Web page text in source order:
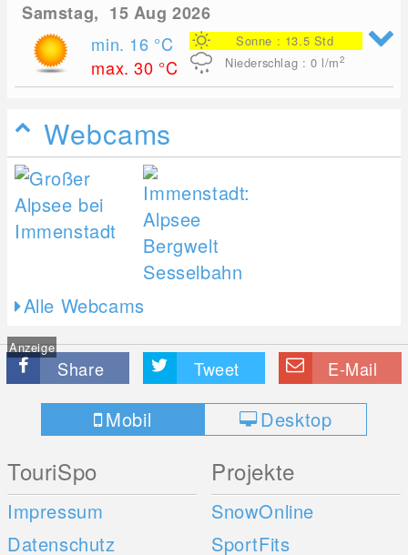
Samstag, 15 Aug 2026
min. 16 °C
max. 30 °C
Sonne : 13.5 Std
Niederschlag : 0 l/m2
Webcams
Alle Webcams
Anzeige
Share Tweet E-Mail
Mobil Desktop
TouriSpo
Impressum
Datenschutz
Projekte
SnowOnline
SportFits